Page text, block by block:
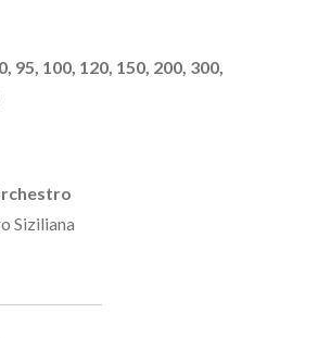
95, 100, 120, 150, 200, 300,
Siziliana